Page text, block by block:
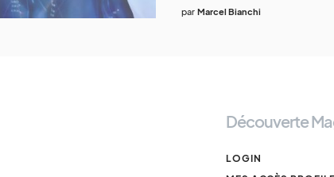
par Marcel Bianchi
Découverte
LOGIN